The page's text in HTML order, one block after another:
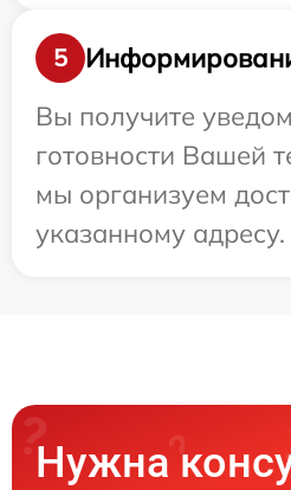
5
Вы получите
готовности Вашей
мы организуем
указанному адресу.
Нужна